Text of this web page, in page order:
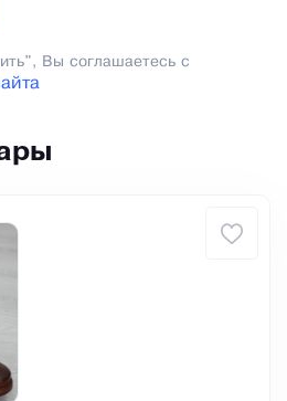
Вы соглашаетесь с